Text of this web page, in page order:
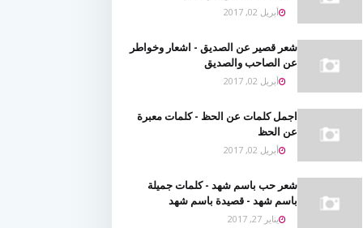
أبريل 02, 2017
شعر قصير عن الصديق - اشعار وخواطر
عن الصاحب والصديق
أبريل 02, 2017
اجمل كلمات عن الحظ - كلمات معبرة
عن الحظ
أبريل 02, 2017
شعر حب باسم شهد - كلمات جميلة
باسم شهد - قصيدة باسم شهد
يناير 27, 2017